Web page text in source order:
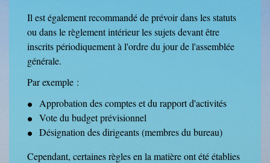
Il est également recommandé de prévoir dans les statuts
ou dans le règlement intérieur les sujets devant être
inscrits périodiquement à l'ordre du jour de l'assemblée
générale.
Par exemple :
Approbation des comptes et du rapport d'activités
Vote du budget prévisionnel
Désignation des dirigeants (membres du bureau)
Cependant, certaines règles en la matière ont été établies